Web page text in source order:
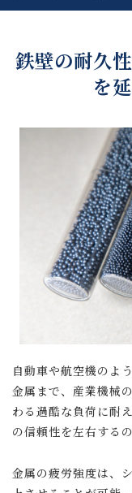
鉄壁の耐久
を
自動車や航空機のよ
金属まで、産業機械
わる過酷な負荷に耐
の信頼性を左右する
金属の疲労強度は、